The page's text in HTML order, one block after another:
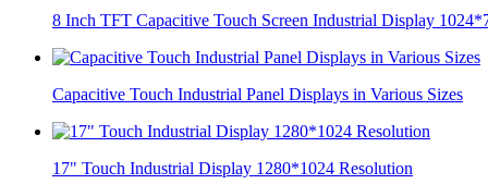
8 Inch TFT Capacitive Touch Screen Industrial Display
Capacitive Touch Industrial Panel Displays in Various Sizes
17" Touch Industrial Display 1280*1024 Resolution